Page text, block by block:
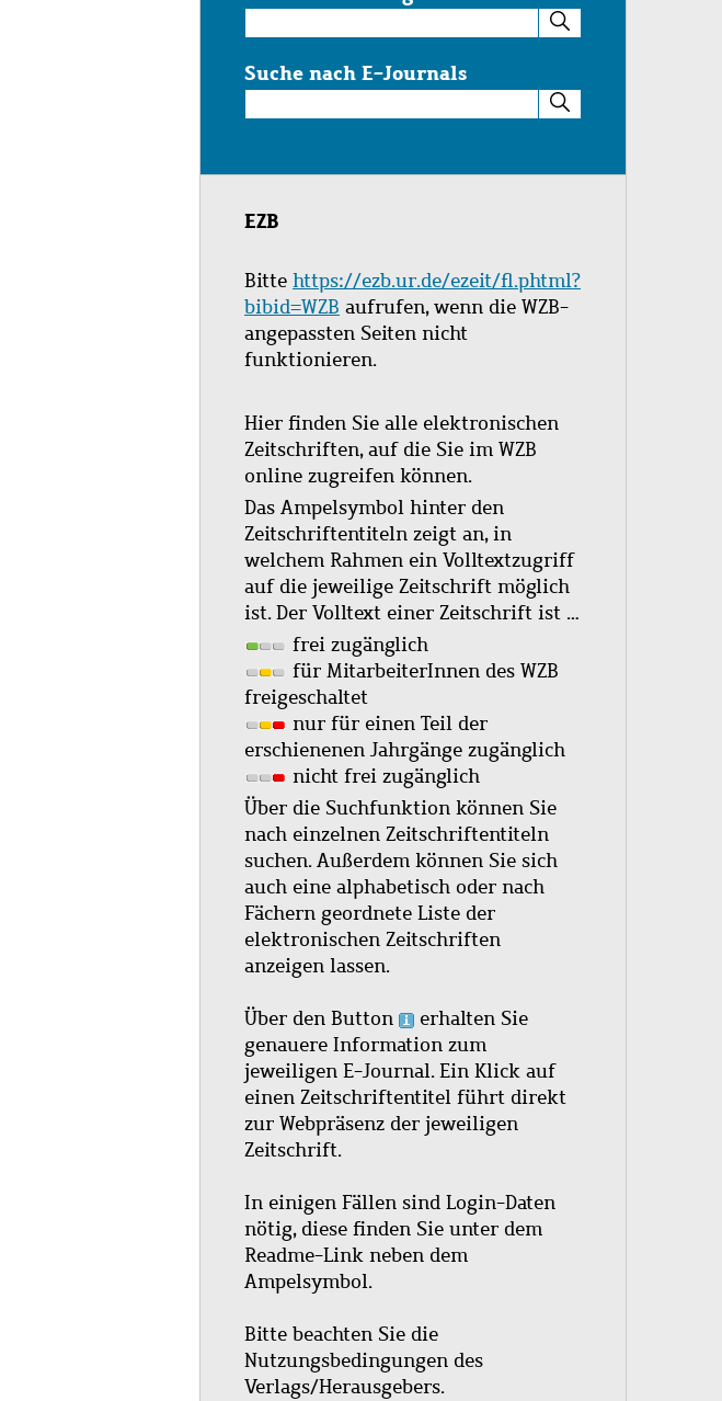
im
Katalog
Suche nach E-Journals
nach
Journals
EZB
Bitte https://ezb.ur.de/ezeit/fl.phtml?
bibid=WZB aufrufen, wenn die WZB-
angepassten Seiten nicht
funktionieren.
Hier finden Sie alle elektronischen
Zeitschriften, auf die Sie im WZB
online zugreifen können.
Das Ampelsymbol hinter den
Zeitschriftentiteln zeigt an, in
welchem Rahmen ein Volltextzugriff
auf die jeweilige Zeitschrift möglich
ist. Der Volltext einer Zeitschrift ist …
frei zugänglich
für MitarbeiterInnen des WZB
freigeschaltet
nur für einen Teil der
erschienenen Jahrgänge zugänglich
nicht frei zugänglich
Über die Suchfunktion können Sie
nach einzelnen Zeitschriftentiteln
suchen. Außerdem können Sie sich
auch eine alphabetisch oder nach
Fächern geordnete Liste der
elektronischen Zeitschriften
anzeigen lassen.
Über den Button
erhalten Sie
genauere Information zum
jeweiligen E-Journal. Ein Klick auf
einen Zeitschriftentitel führt direkt
zur Webpräsenz der jeweiligen
Zeitschrift.
In einigen Fällen sind Login-Daten
nötig, diese finden Sie unter dem
Readme-Link neben dem
Ampelsymbol.
Bitte beachten Sie die
Nutzungsbedingungen des
Verlags/Herausgebers.